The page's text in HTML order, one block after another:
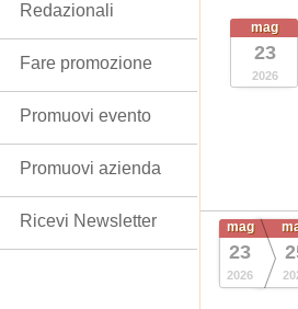
mag
23
2026
mag
23
2026
Redazionali
Fare promozione
Promuovi evento
Promuovi azienda
Ricevi Newsletter